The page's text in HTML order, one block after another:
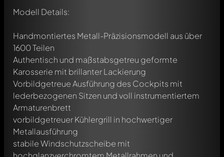
Modell Details:
Handmontiertes Metall-Präzisionsmodell aus über
1600 Teilen
Authentisch und maßstabsgetreu geformte
Karosserie mit brillanter Lackierung
Vorbildgetreue Ausführung des Cockpits mit
lederbezogenen Sitzen und voll instrumentiertem
Armaturenbrett
vorbildgetreuer Kühlergrill in hochwertiger
Metallausführung
stabile Windschutzscheibe mit